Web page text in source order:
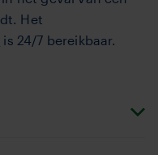
Het
is 24/7 bereikbaar.